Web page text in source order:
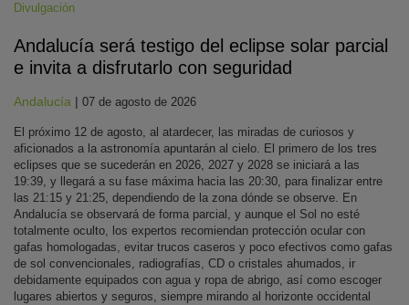
Divulgación
Andalucía será testigo del eclipse solar parcial
e invita a disfrutarlo con seguridad
Andalucía | 07 de agosto de 2026
El próximo 12 de agosto, al atardecer, las miradas de curiosos y
aficionados a la astronomía apuntarán al cielo. El primero de los tres
eclipses que se sucederán en 2026, 2027 y 2028 se iniciará a las
19:39, y llegará a su fase máxima hacia las 20:30, para finalizar entre
las 21:15 y 21:25, dependiendo de la zona dónde se observe. En
Andalucía se observará de forma parcial, y aunque el Sol no esté
totalmente oculto, los expertos recomiendan protección ocular con
gafas homologadas, evitar trucos caseros y poco efectivos como gafas
de sol convencionales, radiografías, CD o cristales ahumados, ir
debidamente equipados con agua y ropa de abrigo, así como escoger
lugares abiertos y seguros, siempre mirando al horizonte occidental